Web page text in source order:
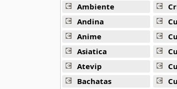
Binomio de Oro de America
40 músicas online
Carlos y Alejandra
16 músicas online
Chili Fernandez
14 músicas online
Ambiente
Andina
Anime
Asiatica
Atevip
Bachatas